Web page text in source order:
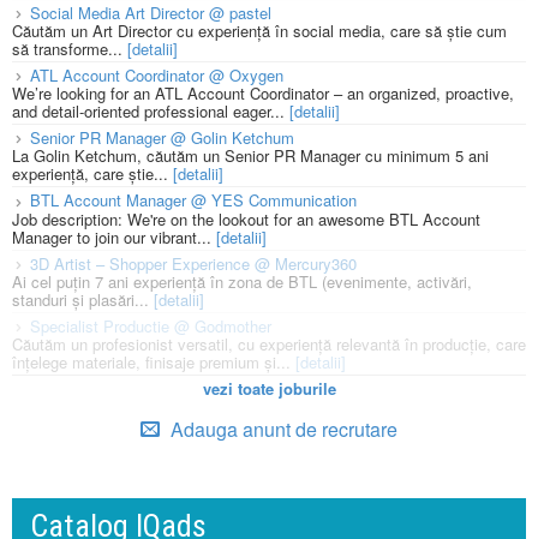
Social Media Art Director @ pastel
Căutăm un Art Director cu experiență în social media, care să știe cum
să transforme... [detalii]
ATL Account Coordinator @ Oxygen
We’re looking for an ATL Account Coordinator – an organized, proactive,
and detail-oriented professional eager... [detalii]
Senior PR Manager @ Golin Ketchum
La Golin Ketchum, căutăm un Senior PR Manager cu minimum 5 ani
experiență, care știe... [detalii]
BTL Account Manager @ YES Communication
Job description: We're on the lookout for an awesome BTL Account
Manager to join our vibrant... [detalii]
3D Artist – Shopper Experience @ Mercury360
Ai cel puțin 7 ani experiență în zona de BTL (evenimente, activări,
standuri și plasări...[detalii]
Specialist Productie @ Godmother
Căutăm un profesionist versatil, cu experiență relevantă în producție, care
înțelege materiale, finisaje premium și... [detalii]
vezi toate joburile
Adauga anunt de recrutare
Catalog IQads